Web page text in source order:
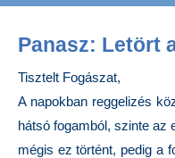
Panasz: Letört
Tisztelt Fogászat,
A napokban reggelizés
hátsó fogamból, szinte az
mégis ez történt, pedig a